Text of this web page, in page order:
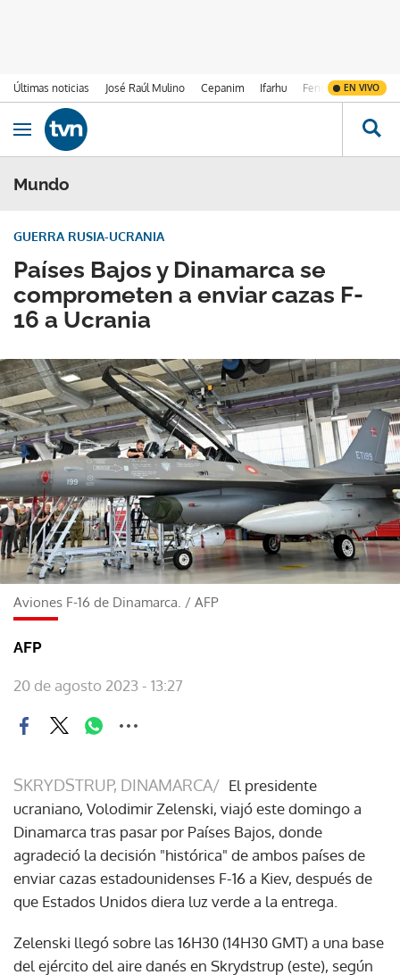
Últimas noticias José Raúl Mulino Cepanim Ifarhu Fenómeno de El
EN VIVO
Ir al contenido
Obrir navegació
Mundo
Países Bajos y Dinamarca se
comprometen a enviar cazas F-
16 a Ucrania
GUERRA RUSIA-UCRANIA
Aviones F-16 de Dinamarca. / AFP
AFP
20 de agosto 2023 - 13:27
SKRYDSTRUP, DINAMARCA/ El presidente
ucraniano, Volodimir Zelenski, viajó este domingo a
Dinamarca tras pasar por Países Bajos, donde
agradeció la decisión "histórica" de ambos países de
enviar cazas estadounidenses F-16 a Kiev, después de
que Estados Unidos diera luz verde a la entrega.
Zelenski llegó sobre las 16H30 (14H30 GMT) a una base
del ejército del aire danés en Skrydstrup (este), según